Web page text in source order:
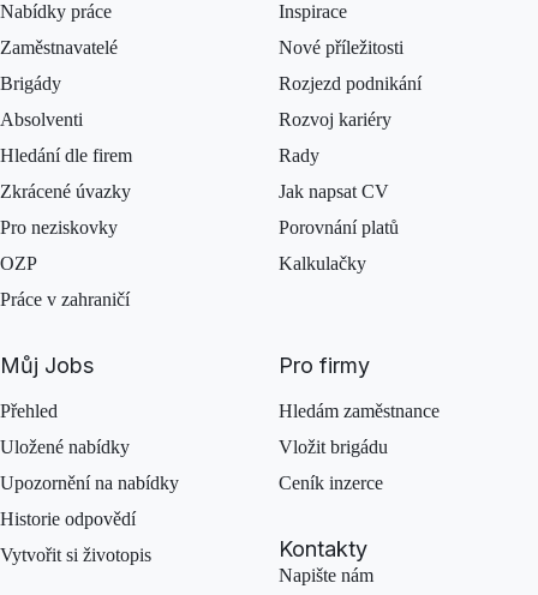
Nabídky práce
Zaměstnavatelé
Brigády
Absolventi
Hledání dle firem
Zkrácené úvazky
Pro neziskovky
OZP
Práce v zahraničí
Inspirace
Nové příležitosti
Rozjezd podnikání
Rozvoj kariéry
Rady
Jak napsat CV
Porovnání platů
Kalkulačky
Můj Jobs
Přehled
Uložené nabídky
Upozornění na nabídky
Historie odpovědí
Vytvořit si životopis
Pro firmy
Hledám zaměstnance
Vložit brigádu
Ceník inzerce
Kontakty
Napište nám